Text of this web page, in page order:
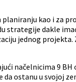
kao i za
strategije dakle
jednog
načelnicima 9
ostanu u svojoj